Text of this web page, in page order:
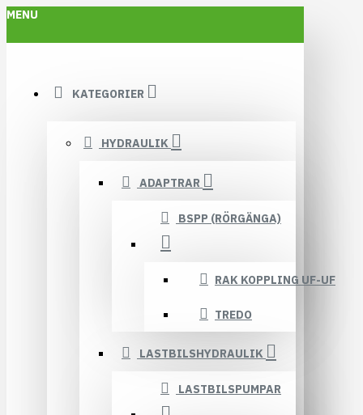
MENU
KATEGORIER
HYDRAULIK
ADAPTRAR
BSPP (RÖRGÄNGA)
RAK KOPPLING UF-UF
TREDO
LASTBILSHYDRAULIK
LASTBILSPUMPAR